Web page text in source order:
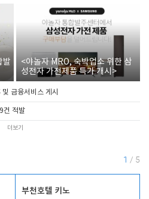
발
<야놀자 MRO, 숙박업소 위한 삼
성전자 가전제품 특가 개시>
금융서비스 게시
건 적발
더보기
1 / 5
부천호텔 키노